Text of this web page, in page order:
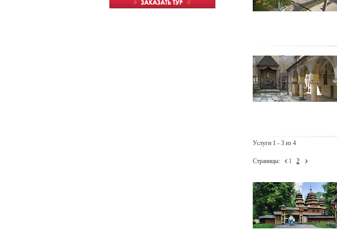
Услуги 1 - 3 из 4
Страницы: 1 2